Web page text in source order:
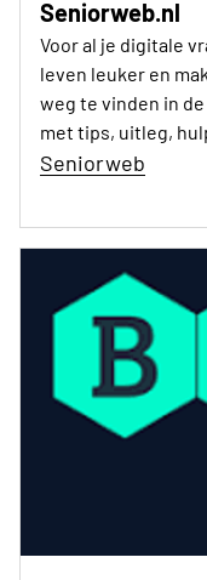
Seniorweb.nl
Voor al je digitale
leven leuker en
weg te vinden in
met tips, uitleg,
Seniorweb